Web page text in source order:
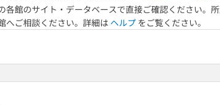
館のサイト・データベースで直接ご確認ください。
へご相談ください。詳細は ヘルプ をご覧ください。